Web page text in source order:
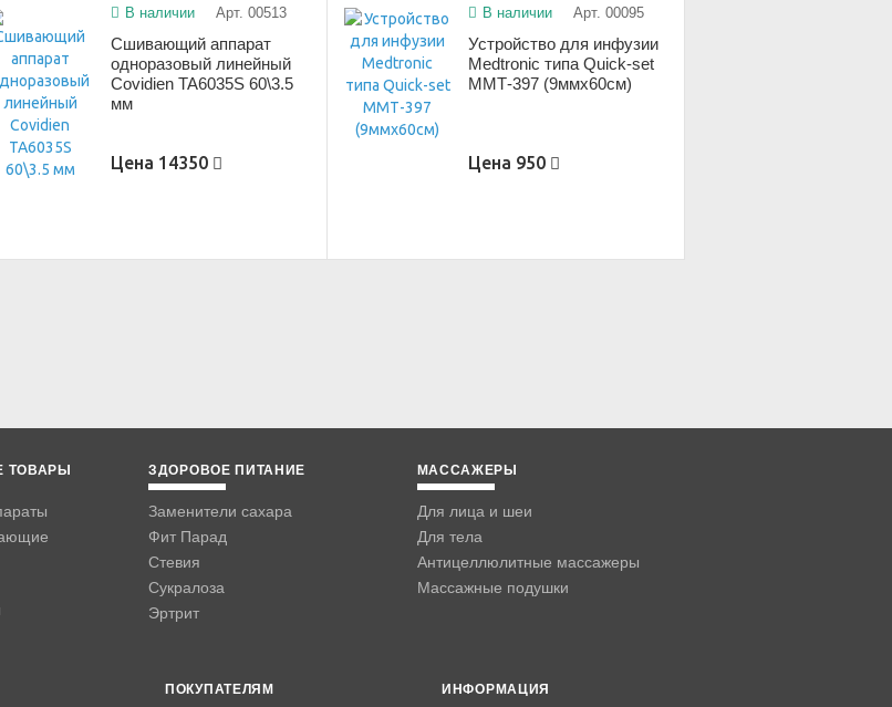
В наличии Арт. 00513
Сшивающий аппарат
одноразовый линейный
Covidien TA6035S 60\3.5
мм
Цена 14350
В наличии Арт. 00095
Устройство для инфузии
Medtronic типа Quick-set
ММТ-397 (9ммx60см)
Цена 950
ТОВАРЫ ЗДОРОВОЕ ПИТАНИЕ
Заменители сахара
Фит Парад
Стевия
Сукралоза
Эртрит
МАССАЖЕРЫ
Для лица и шеи
Для тела
Антицеллюлитные массажеры
Массажные подушки
ПОКУПАТЕЛЯМ ИНФОРМАЦИЯ